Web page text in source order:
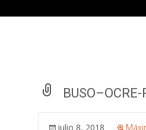
julio 8, 2018